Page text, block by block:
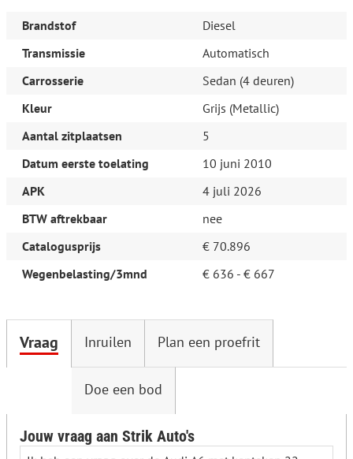
Brandstof
Diesel
Transmissie
Automatisch
Carrosserie
Sedan (4 deuren)
Kleur
Grijs (Metallic)
Aantal zitplaatsen
5
Datum eerste toelating
10 juni 2010
APK
4 juli 2026
BTW aftrekbaar
nee
Catalogusprijs
€ 70.896
Wegenbelasting/3mnd
€ 636 - € 667
Vraag Inruilen Plan een proefrit
Doe een bod
Jouw vraag aan Strik Auto's